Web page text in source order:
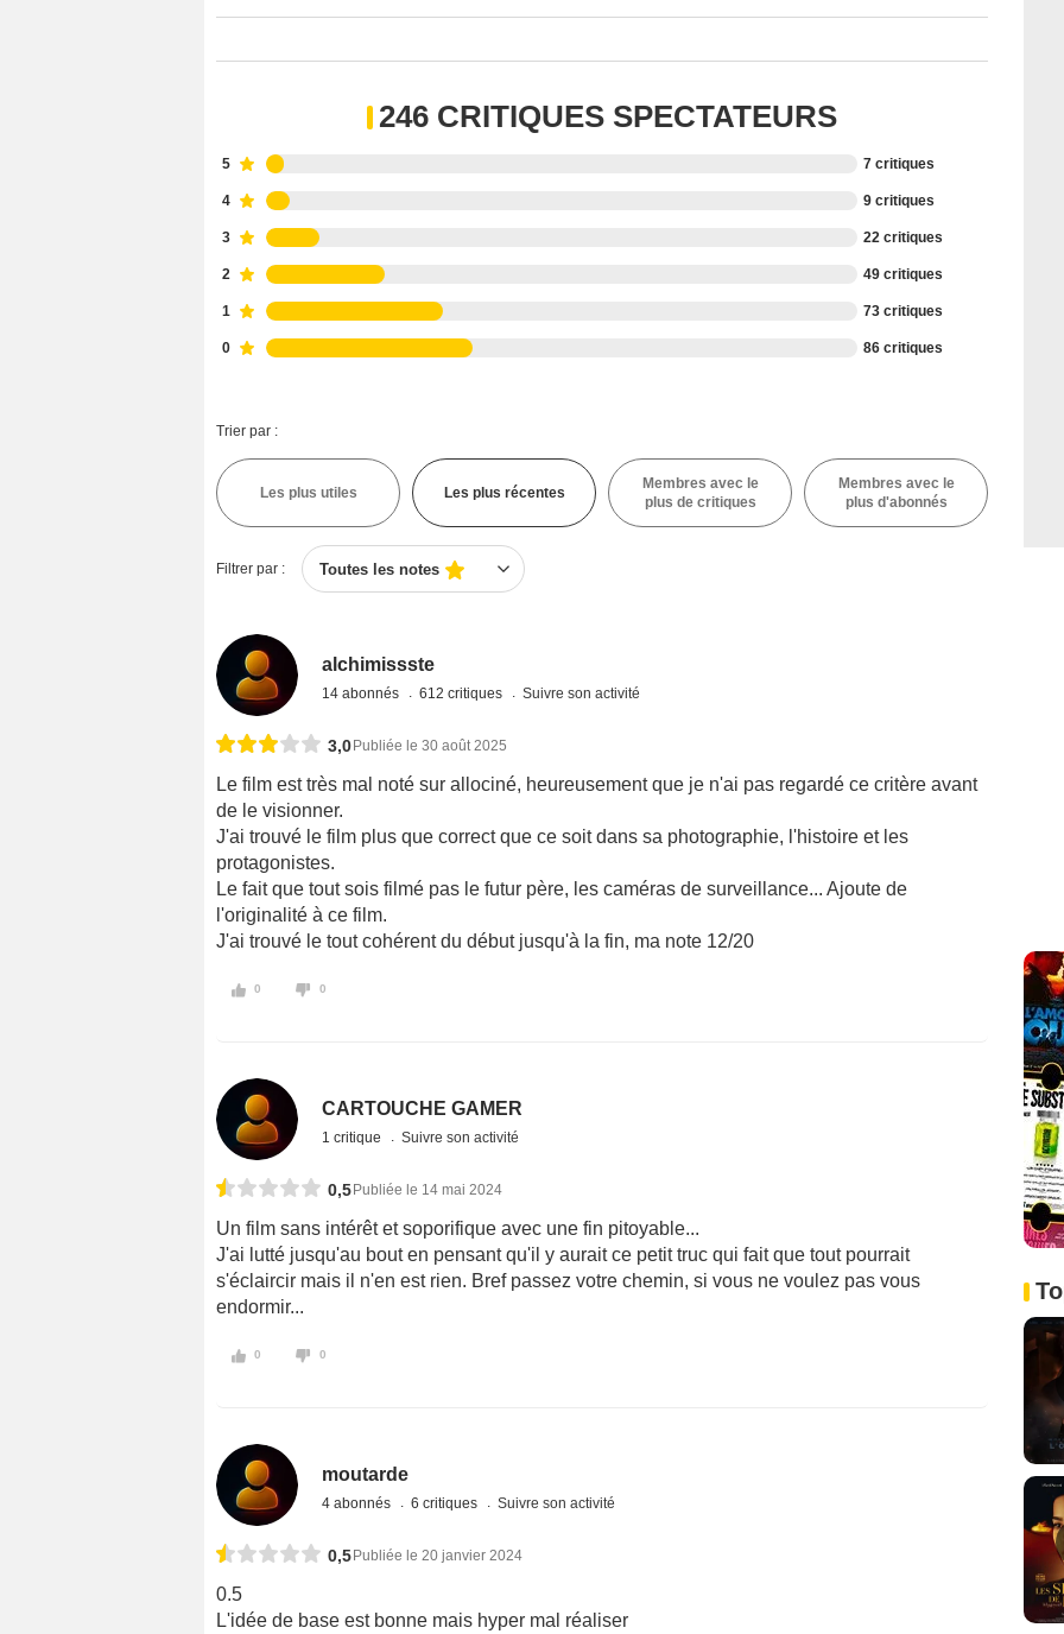
246 CRITIQUES SPECTATEURS
5 7 critiques
4 9 critiques
3 22 critiques
2 49 critiques
1 73 critiques
0 86 critiques
Trier par :
Les plus utiles Les plus récentes
Membres avec le
plus de critiques
Membres avec le
plus d'abonnés
Filtrer par : Toutes les notes
alchimissste
14 abonnés 612 critiques Suivre son activité
3,0 Publiée le 30 août 2025
Le film est très mal noté sur allociné, heureusement que je n'ai pas regardé ce critère avant
de le visionner.
J'ai trouvé le film plus que correct que ce soit dans sa photographie, l'histoire et les
protagonistes.
Le fait que tout sois filmé pas le futur père, les caméras de surveillance... Ajoute de
l'originalité à ce film.
J'ai trouvé le tout cohérent du début jusqu'à la fin, ma note 12/20
0 0
CARTOUCHE GAMER
1 critique Suivre son activité
0,5Publiée le 14 mai 2024
Un film sans intérêt et soporifique avec une fin pitoyable...
J'ai lutté jusqu'au bout en pensant qu'il y aurait ce petit truc qui fait que tout pourrait
s'éclaircir mais il n'en est rien. Bref passez votre chemin, si vous ne voulez pas vous
endormir...
0 0
moutarde
4 abonnés 6 critiques Suivre son activité
0,5Publiée le 20 janvier 2024
0.5
L'idée de base est bonne mais hyper mal réaliser